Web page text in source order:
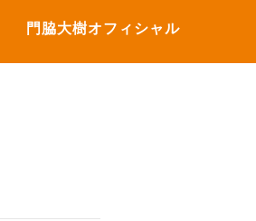
門脇大樹オフィシャル